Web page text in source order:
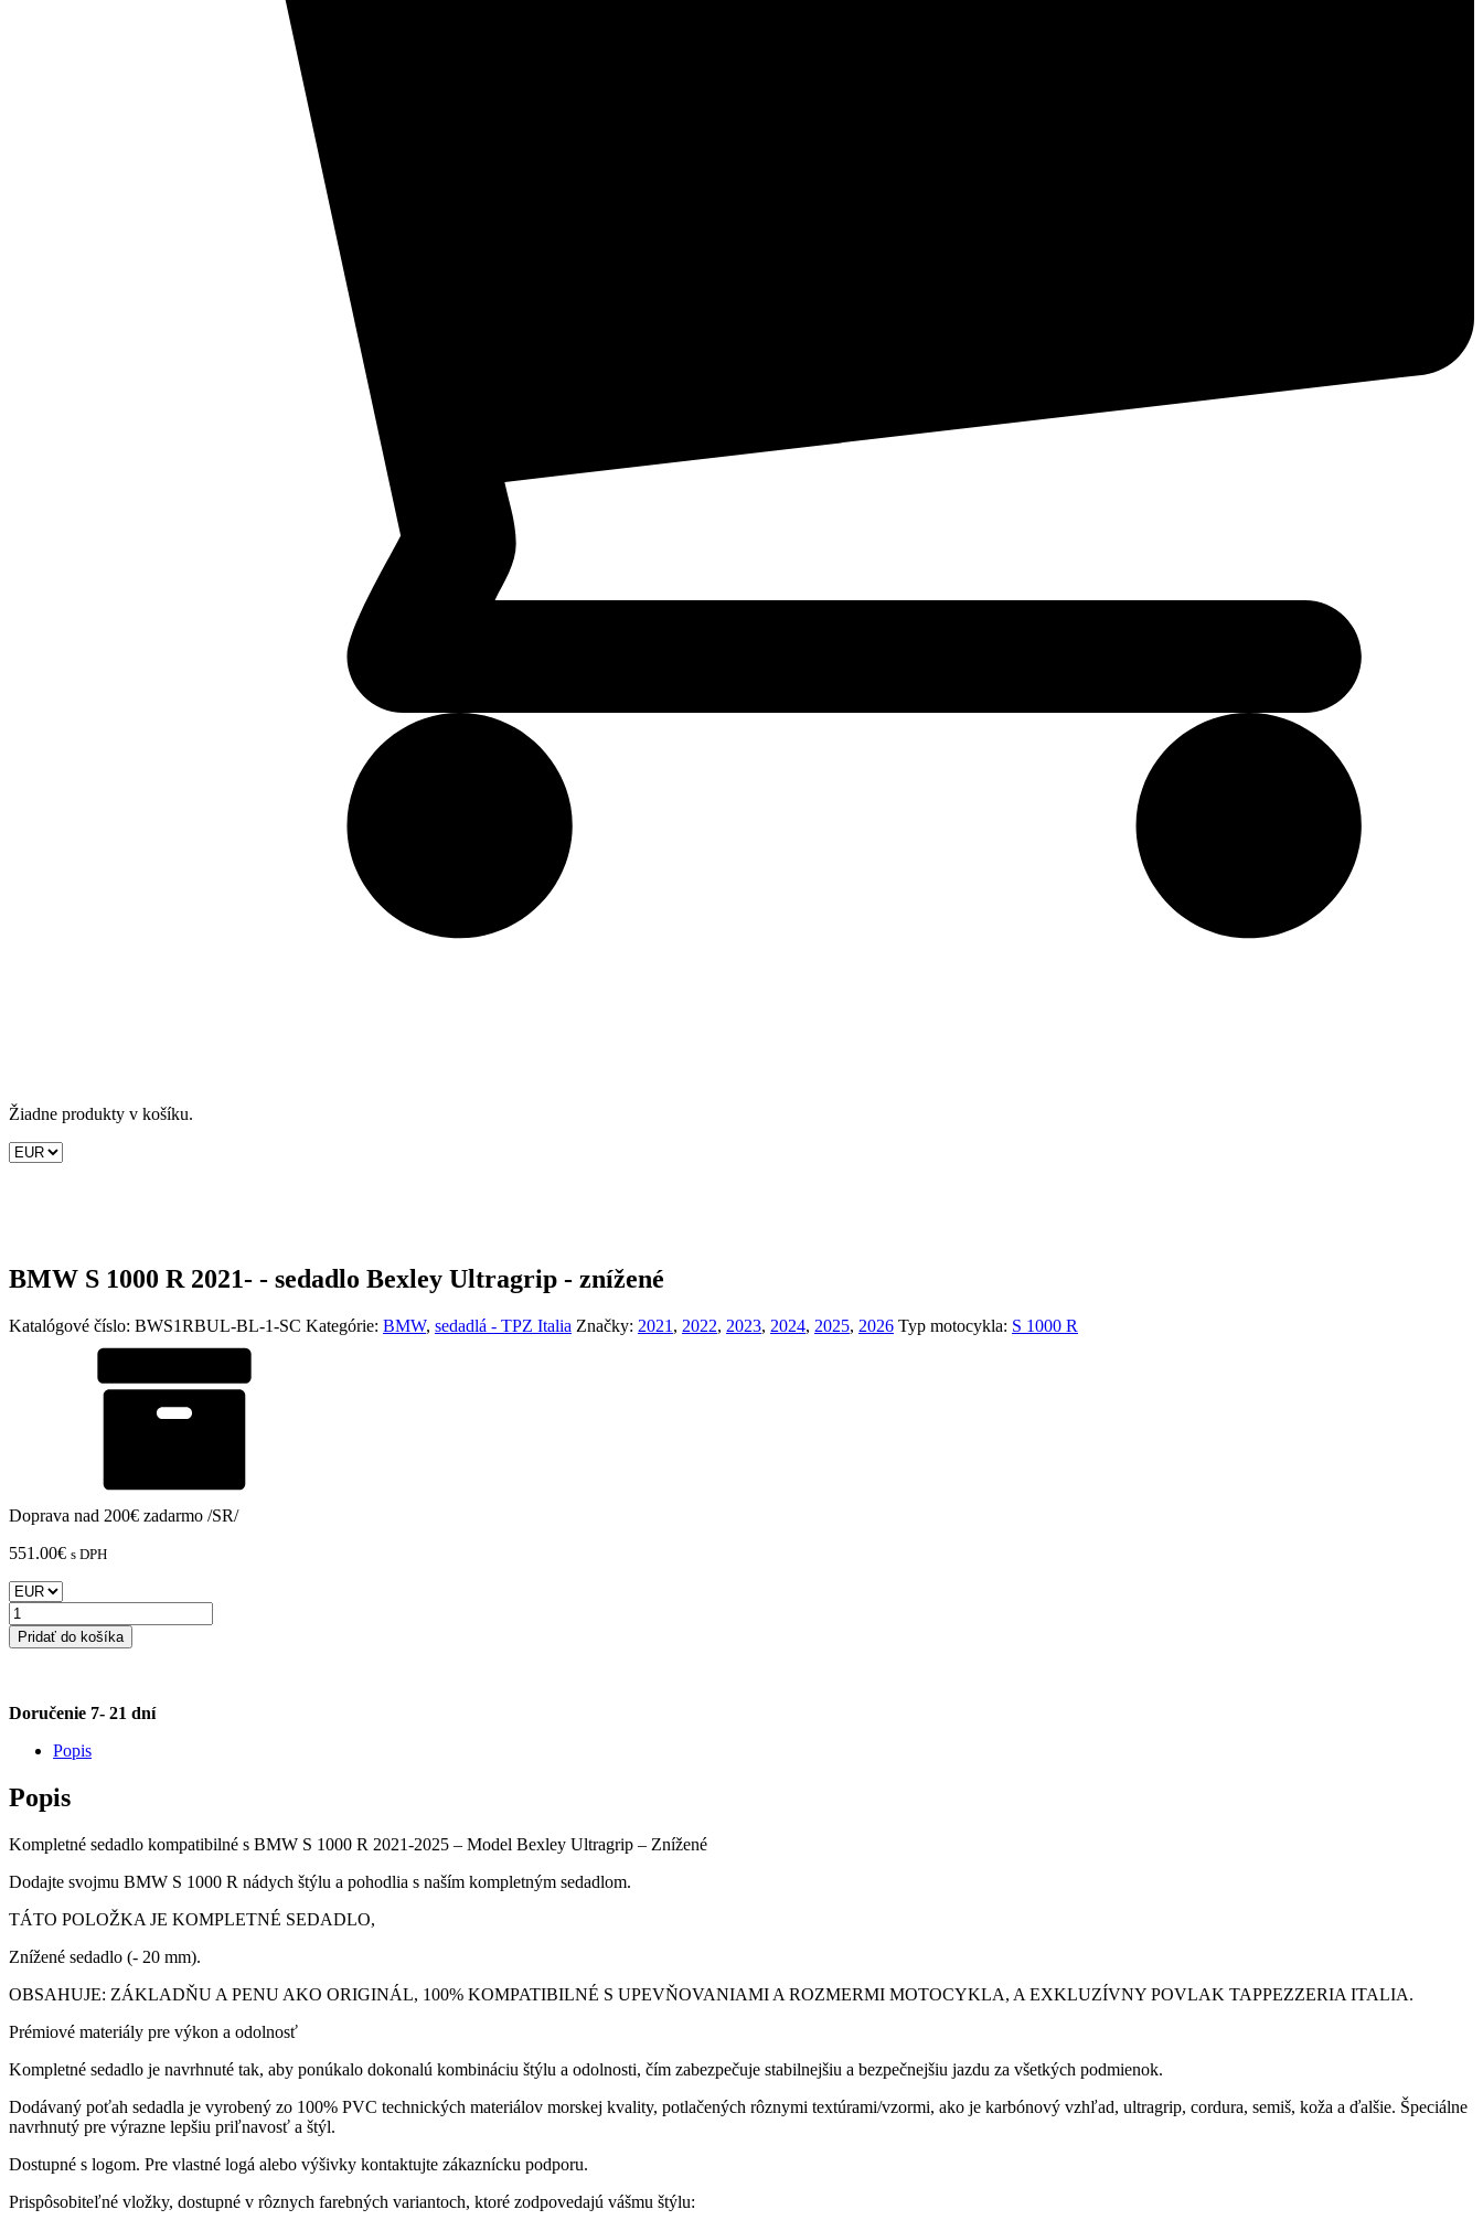
Žiadne produkty v košíku.
BMW S 1000 R 2021- - sedadlo Bexley Ultragrip - znížené
Katalógové číslo: BWS1RBUL-BL-1-SC Kategórie: BMW, sedadlá - TPZ Italia Značky: 2021 , 2022, 2023, 2024, 2025, 2026 Typ motocykla: S 1000 R
Doprava nad 200€ zadarmo /SR/
551.00€ s DPH
množstvo
BMW
S
2021-
sedadlo
Ultragrip
-
Pridať do košíka
Doručenie 7- 21 dní
Popis
Popis
Kompletné sedadlo kompatibilné s BMW S 1000 R 2021-2025 – Model Bexley Ultragrip – Znížené
Dodajte svojmu BMW S 1000 R nádych štýlu a pohodlia s naším kompletným sedadlom.
TÁTO POLOŽKA JE KOMPLETNÉ SEDADLO,
Znížené sedadlo (- 20 mm).
OBSAHUJE: ZÁKLADŇU A PENU AKO ORIGINÁL, 100% KOMPATIBILNÉ S UPEVŇOVANIAMI A ROZMERMI MOTOCYKLA, A EXKLUZÍVNY POVLAK TAPPEZZERIA ITALIA.
Prémiové materiály pre výkon a odolnosť
Kompletné sedadlo je navrhnuté tak, aby ponúkalo dokonalú kombináciu štýlu a odolnosti, čím zabezpečuje stabilnejšiu a bezpečnejšiu jazdu za všetkých podmienok.
Dodávaný poťah sedadla je vyrobený zo 100% PVC technických materiálov morskej kvality, potlačených rôznymi textúrami/vzormi, ako je karbónový vzhľad, ultragrip, cordura, semiš, koža a ďalšie. Špeciálne
navrhnutý pre výrazne lepšiu priľnavosť a štýl.
Dostupné s logom. Pre vlastné logá alebo výšivky kontaktujte zákaznícku podporu.
Prispôsobiteľné vložky, dostupné v rôznych farebných variantoch, ktoré zodpovedajú vášmu štýlu: